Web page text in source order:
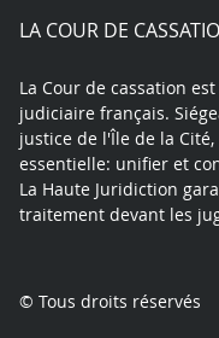
LA COUR DE
La Cour de cassation
judiciaire français.
justice de l'Île de la
essentielle: unifier et
La Haute Juridiction
traitement devant les
© Tous droits réservés